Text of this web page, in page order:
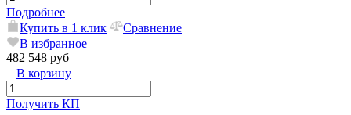
Подробнее
Купить в 1 клик
Сравнение
В избранное
482 548 руб
В корзину
Получить КП